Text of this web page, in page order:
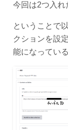
今回は2つ入れ
ということで
クションを設
能になってい